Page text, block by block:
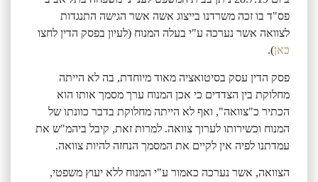
פס"ד בו זכה משרדנו בייצוג אשה אשר הגישה התנגדות
לצוואה אשר נערכה ע"י בעלה המנוח (לעיון בפסק הדין לחצו
כאן).
פסק הדין עסק בסיטואציה מאוד מיוחדת, בה לא הייתה
מחלוקת בין הצדדים כי אכן המנוח ערך מסמך אותו הוא
הכתיר כ"צוואה", ואף לא הייתה מחלוקת בדבר כוונתו של
המנוח וכשירותו לערוך צוואה. למרות זאת, קיבל ביהמ"ש את
עמדתנו לפיה אין לקיים את המסמך הנחזה להיות צוואה.
הצוואה, אשר נערכה כאמור ע"י המנוח ללא יעוץ משפטי,